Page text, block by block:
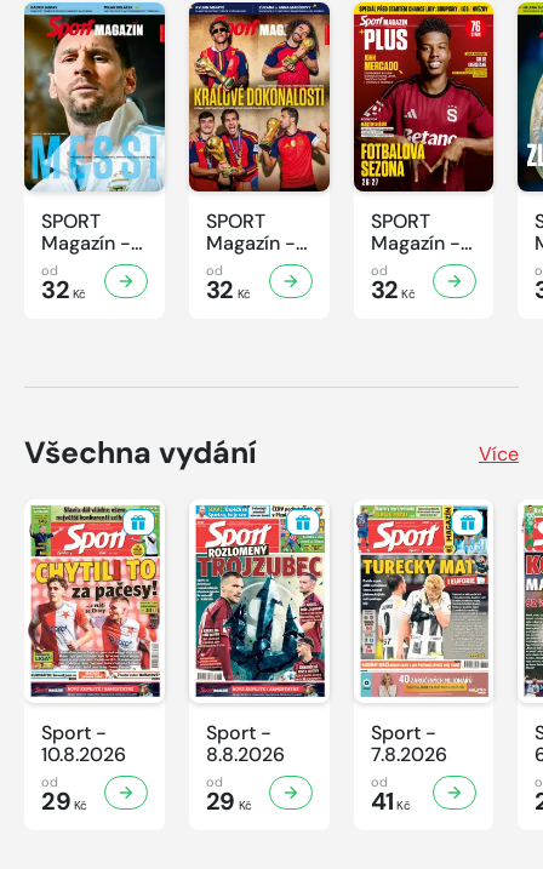
SPORT
Magazín -
32/2026
od
32 Kč
SPORT
Magazín -
31/2026
od
32 Kč
SPORT
Magazín -
30/2026
od
32 Kč
Všechna vydání Více
Sport -
10.8.2026
od
29 Kč
Sport -
8.8.2026
od
29 Kč
Sport -
7.8.2026
od
41 Kč